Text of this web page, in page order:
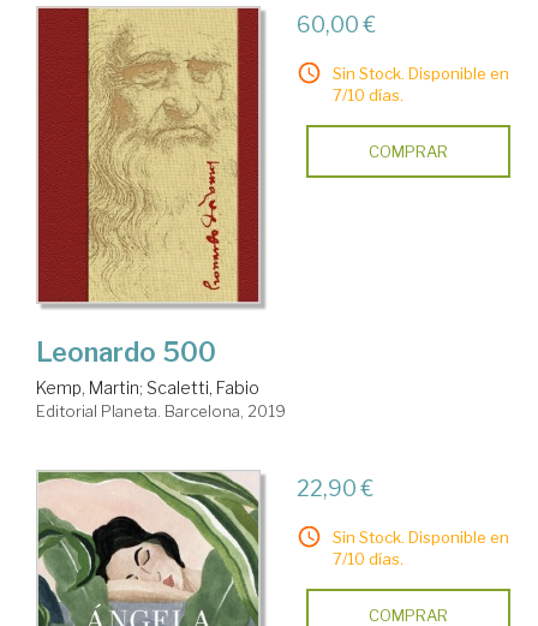
60,00 €
Sin Stock. Disponible en
7/10 días.
COMPRAR
Leonardo 500
Kemp, Martin; Scaletti, Fabio
Editorial Planeta. Barcelona, 2019
22,90 €
Sin Stock. Disponible en
7/10 días.
COMPRAR